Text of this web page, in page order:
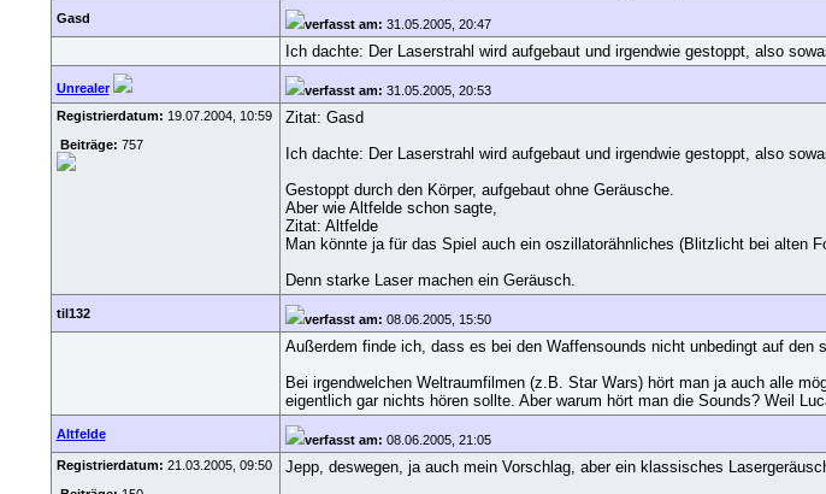
Gasd verfasst am: 31.05.2005, 20:47
Ich dachte: Der Laserstrahl wird aufgebaut und irgendwie gestoppt, also
Unrealer verfasst am: 31.05.2005, 20:53
Registrierdatum: 19.07.2004, 10:59
Beiträge: 757
Zitat: Gasd
Ich dachte: Der Laserstrahl wird aufgebaut und irgendwie gestoppt, also
Gestoppt durch den Körper, aufgebaut ohne Geräusche.
Aber wie Altfelde schon sagte,
Zitat: Altfelde
Man könnte ja für das Spiel auch ein oszillatorähnliches (Blitzlicht bei alten
Denn starke Laser machen ein Geräusch.
til132 verfasst am: 08.06.2005, 15:50
Außerdem finde ich, dass es bei den Waffensounds nicht unbedingt auf
Bei irgendwelchen Weltraumfilmen (z.B. Star Wars) hört man ja auch alle
eigentlich gar nichts hören sollte. Aber warum hört man die Sounds? Weil
Altfelde verfasst am: 08.06.2005, 21:05
Registrierdatum: 21.03.2005, 09:50
Jepp, deswegen, ja auch mein Vorschlag, aber ein klassisches